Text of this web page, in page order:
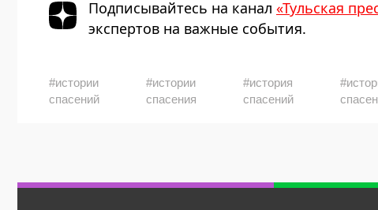
Подписывайтесь на канал «Тульская
экспертов на важные события.
#истории
спасений
#истории
спасения
#история
спасений